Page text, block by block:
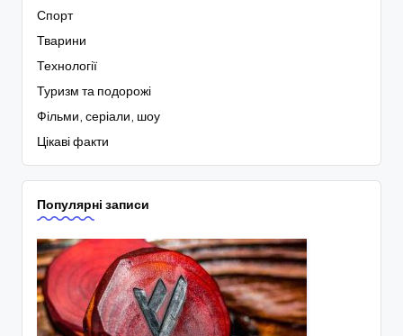
Спорт
Тварини
Технології
Туризм та подорожі
Фільми, серіали, шоу
Цікаві факти
Популярні записи